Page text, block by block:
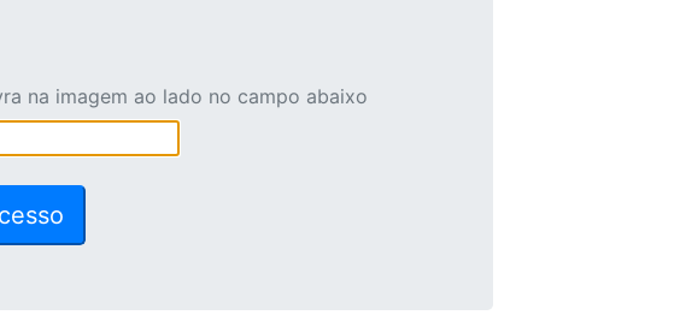
na imagem ao lado no campo abaixo